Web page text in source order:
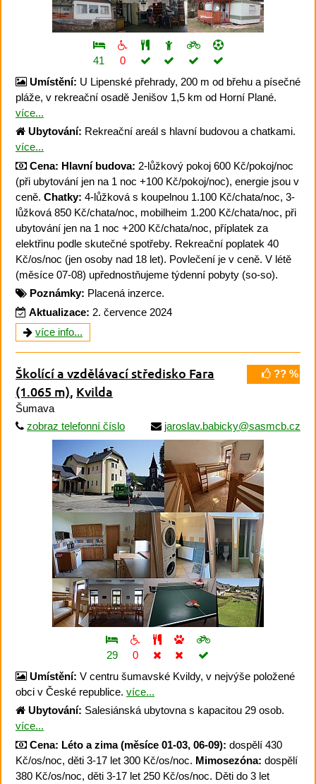
41
0
Umístění: U Lipenské přehrady, 200 m od břehu a písečné
pláže, v rekreační osadě Jenišov 1,5 km od Horní Plané.
více...
Ubytování: Rekreační areál s hlavní budovou a chatkami.
více...
Cena: Hlavní budova: 2-lůžkový pokoj 600 Kč/pokoj/noc
(při ubytování jen na 1 noc +100 Kč/pokoj/noc), energie jsou v
ceně. Chatky: 4-lůžková s koupelnou 1.100 Kč/chata/noc, 3-
lůžková 850 Kč/chata/noc, mobilheim 1.200 Kč/chata/noc, při
ubytování jen na 1 noc +200 Kč/chata/noc, příplatek za
elektřinu podle skutečné spotřeby. Rekreační poplatek 40
Kč/os/noc (jen osoby nad 18 let). Povlečení je v ceně. V létě
(měsíce 07-08) upřednostňujeme týdenní pobyty (so-so).
Poznámky: Placená inzerce.
Aktualizace: 2. července 2024
více info...
?? %
Školící a vzdělávací středisko Fara
(1.065 m), Kvilda
Šumava
zobraz telefonní číslo
jaroslav.babicky@sasmcb.cz
29
0
Umístění: V centru šumavské Kvildy, v nejvýše položené
obci v České republice. více...
Ubytování: Salesiánská ubytovna s kapacitou 29 osob.
více...
Cena: Léto a zima (měsíce 01-03, 06-09): dospělí 430
Kč/os/noc, děti 3-17 let 300 Kč/os/noc. Mimosezóna: dospělí
380 Kč/os/noc, děti 3-17 let 250 Kč/os/noc. Děti do 3 let